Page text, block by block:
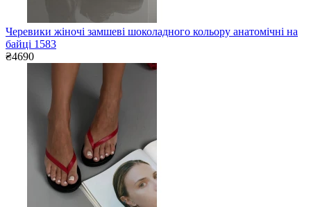
Черевики жіночі замшеві шоколадного кольору анатомічні на
байці 1583
₴4690